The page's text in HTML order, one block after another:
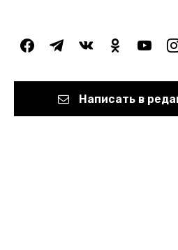
facebooktelegramvkontakteodnoklassniki
youtube
Написать в